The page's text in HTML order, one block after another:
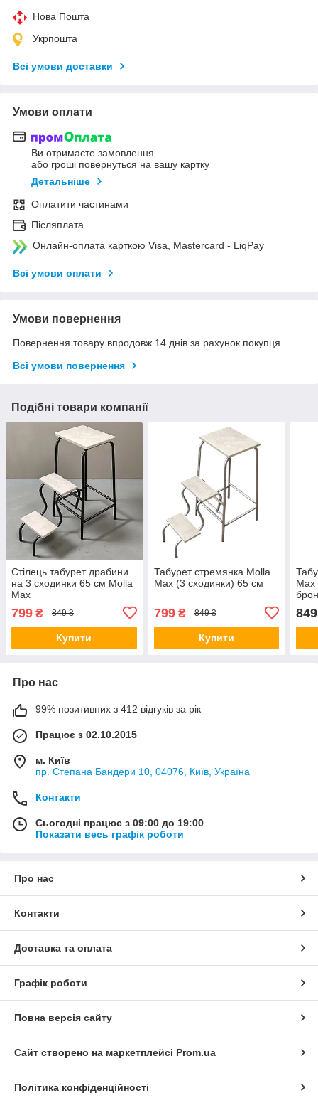
Нова Пошта
Укрпошта
Всі умови доставки
Умови оплати
Ви отримаєте замовлення
або гроші повернуться на вашу картку
Детальніше
Оплатити частинами
Післяплата
Онлайн-оплата карткою Visa, Mastercard - LiqPay
Всі умови оплати
Умови повернення
Повернення товару впродовж 14 днів за рахунок покупця
Всі умови повернення
Подібні товари компанії
Стілець табурет драбини
на 3 сходинки 65 см Molla
Max
799 ₴ 849 ₴
Купити
Табурет стремянка Molla
Max (3 сходинки) 65 см
799₴ 849 ₴
Купити
Max
849
Про нас
99% позитивних з 412 відгуків за рік
Працює з 02.10.2015
м. Київ
пр. Степана Бандери 10, 04076, Київ, Україна
Контакти
Сьогодні працює з 09:00 до 19:00
Показати весь графік роботи
Про нас
Контакти
Доставка та оплата
Графік роботи
Повна версія сайту
Сайт створено на маркетплейсі Prom.ua
Політика конфіденційності